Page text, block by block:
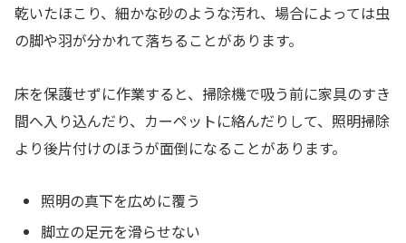
乾いたほこり、細かな砂のような汚れ、場合によっては虫
の脚や羽が分かれて落ちることがあります。
床を保護せずに作業すると、掃除機で吸う前に家具のすき
間へ入り込んだり、カーペットに絡んだりして、照明掃除
より後片付けのほうが面倒になることがあります。
照明の真下を広めに覆う
脚立の足元を滑らせない